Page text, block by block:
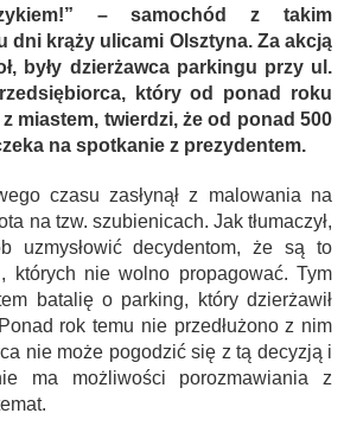
– samochód z takim
dni krąży ulicami Olsztyna. Za akcją
były dzierżawca parkingu przy ul.
który od ponad roku
miastem, twierdzi, że od ponad 500
na spotkanie z prezydentem.
czasu zasłynął z malowania na
na tzw. szubienicach. Jak tłumaczył,
uzmysłowić decydentom, że są to
których nie wolno propagować. Tym
batalię o parking, który dzierżawił
rok temu nie przedłużono z nim
nie może pogodzić się z tą decyzją i
ma możliwości porozmawiania z